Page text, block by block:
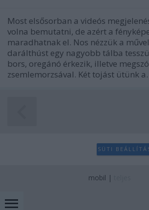
Most elsősorban a videós
volna bemutatni, de azért a
maradhatnak el. Nos nézzük a
darálthúst egy nagyobb tálba
bors, oregánó érkezik, illetve
zsemlemorzsával. Két tojást ütünk
SÜTI
mobil |